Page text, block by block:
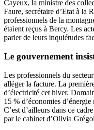
Cayeux, la ministre des
Faure, secrétaire d’Etat à la
professionnels de la
étaient reçus à Bercy. Les
parler de leurs inquiétudes
Le gouvernement
Les professionnels du
alléger la facture. La
d’électricité cet hiver.
15 % d’économies
C’est d’ailleurs dans ce
par le cabinet d’Olivia